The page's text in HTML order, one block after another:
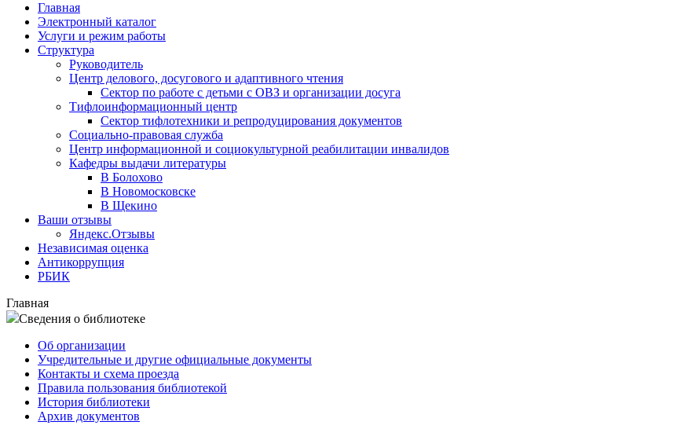
Главная
Электронный каталог
Услуги и режим работы
Структура
Руководитель
Центр делового, досугового и адаптивного чтения
Сектор по работе с детьми с ОВЗ и организации досуга
Тифлоинформационный центр
Сектор тифлотехники и репродуцирования документов
Социально-правовая служба
Центр информационной и социокультурной реабилитации инвалидов
Кафедры выдачи литературы
В Болохово
В Новомосковске
В Щекино
Ваши отзывы
Яндекс.Отзывы
Независимая оценка
Антикоррупция
РБИК
Главная
Сведения о библиотеке
Об организации
Учредительные и другие официальные документы
Контакты и схема проезда
Правила пользования библиотекой
История библиотеки
Архив документов